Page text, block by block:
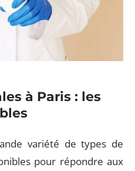
à Paris : les
variété de types de
pour répondre aux